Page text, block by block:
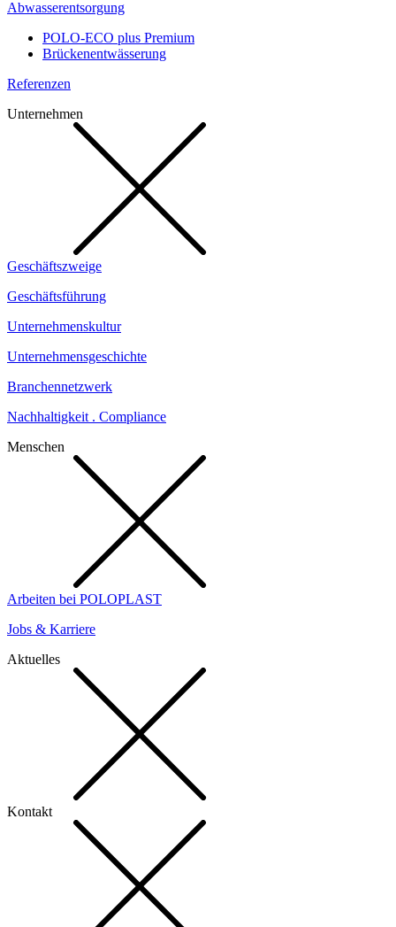
Abwasserentsorgung
POLO-ECO plus Premium
Brückenentwässerung
Referenzen
Unternehmen
Geschäftszweige
Geschäftsführung
Unternehmenskultur
Unternehmensgeschichte
Branchennetzwerk
Nachhaltigkeit . Compliance
Menschen
Arbeiten bei POLOPLAST
Jobs & Karriere
Aktuelles
Kontakt